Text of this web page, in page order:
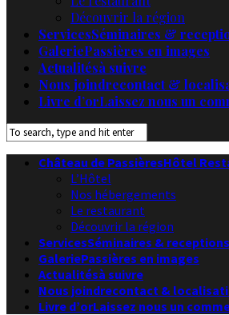
Découvrir la région
ServicesSéminaires &
GaleriePassières en images
Actualitésà suivre
Nous joindrecontact &
Livre d’orLaissez nous un
Château de PassièresHôtel
L’Hôtel
Nos hébergements
Le restaurant
Découvrir la région
ServicesSéminaires & receptions
GaleriePassières en images
Actualitésà suivre
Nous joindrecontact &
Livre d’orLaissez nous un